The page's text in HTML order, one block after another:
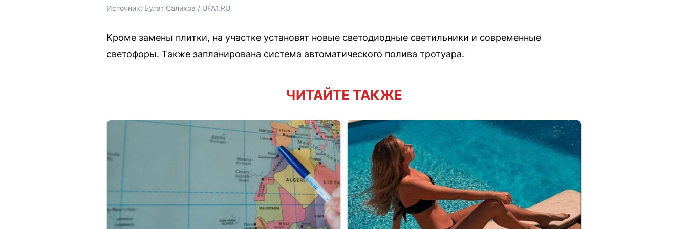
Источник: Булат Салихов / UFA1.RU
Кроме замены плитки, на участке установят новые светодиодные светильники и современные
светофоры. Также запланирована система автоматического полива тротуара.
ЧИТАЙТЕ ТАКЖЕ